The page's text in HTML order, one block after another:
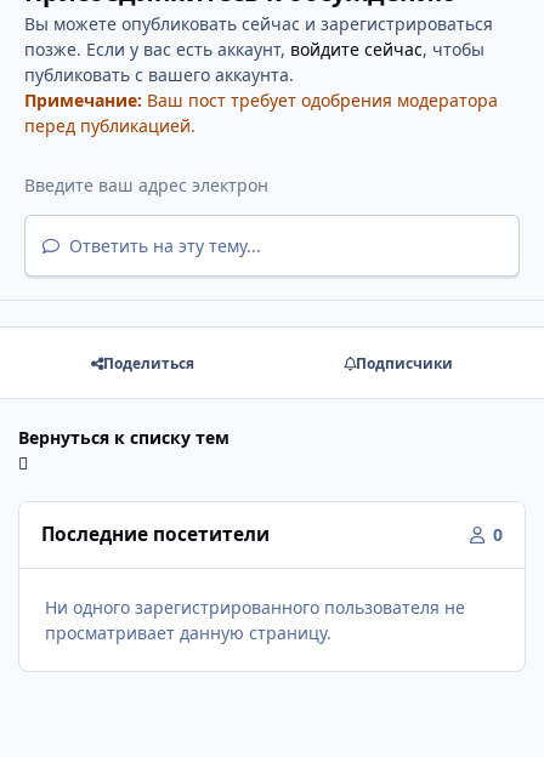
Вы можете опубликовать сейчас и зарегистрироваться
позже. Если у вас есть аккаунт, войдите сейчас, чтобы
публиковать с вашего аккаунта.
Примечание: Ваш пост требует одобрения модератора
перед публикацией.
Ответить на эту тему...
Поделиться Подписчики
Вернуться к списку тем
Последние посетители 0
Ни одного зарегистрированного пользователя не
просматривает данную страницу.